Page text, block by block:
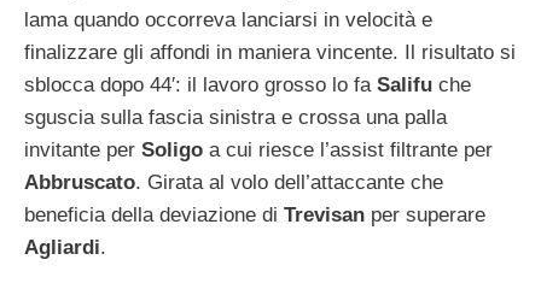
lama quando occorreva lanciarsi in velocità e
finalizzare gli affondi in maniera vincente. Il risultato si
sblocca dopo 44′: il lavoro grosso lo fa Salifu che
sguscia sulla fascia sinistra e crossa una palla
invitante per Soligo a cui riesce l’assist filtrante per
Abbruscato. Girata al volo dell’attaccante che
beneficia della deviazione di Trevisan per superare
Agliardi.